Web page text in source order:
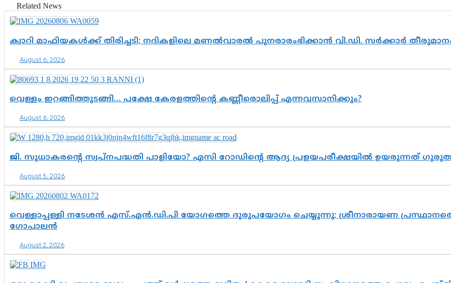
Related News
ക്വാറി മാഫിയകൾക്ക് തിരിച്ചടി; നദികളിലെ മണൽവാരൽ പുനരാരംഭിക്കാൻ വി.ഡി. സർക്കാർ
August 6, 2026
വെള്ളം ഇറങ്ങിത്തുടങ്ങി… പക്ഷേ കേരളത്തിന്റെ കണ്ണീരൊലിപ്പ് എന്നവസാനിക്കും?
August 6, 2026
ജി. സുധാകരന്റെ സ്വപ്നപദ്ധതി പാളിയോ? എസി റോഡിന്റെ ആദ്യ പ്രളയപരീക്ഷയിൽ ഉയരുന്നത്
August 5, 2026
വെള്ളാപ്പള്ളി നടേശൻ എസ്.എൻ.ഡി.പി യോഗത്തെ ദുരുപയോഗം ചെയ്യുന്നു; ശ്രീനാരായണ
ഗോപാലൻ
August 2, 2026